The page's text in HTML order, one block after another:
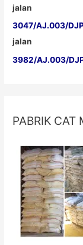
jalan
3047/AJ.003/
jalan
3982/AJ.003/
PABRIK CAT